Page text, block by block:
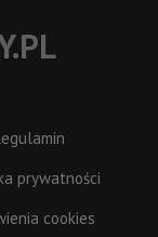
.PL
prywatności
cookies